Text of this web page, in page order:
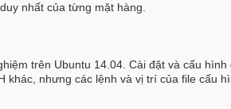
nhất của từng mặt hàng.
trên Ubuntu 14.04. Cài đặt và cấu
khác, nhưng các lệnh và vị trí của file cấu